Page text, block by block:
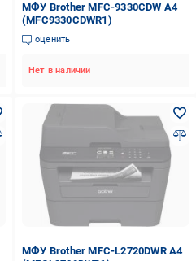
МФУ Brother MFC-9330CDW А4
(MFC9330CDWR1)
оценить
Нет в наличии
МФУ Brother MFC-L2720DWR А4